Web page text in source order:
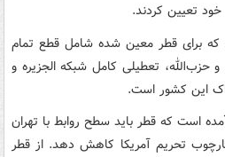
برای قطر معین شده شامل قطع تمام
و حزب‌الله، تعطیلی کامل شبکه الجزیره و
این کشور است.
است که قطر باید سطح روابط با تهران
تحریم آمریکا کاهش دهد. از قطر